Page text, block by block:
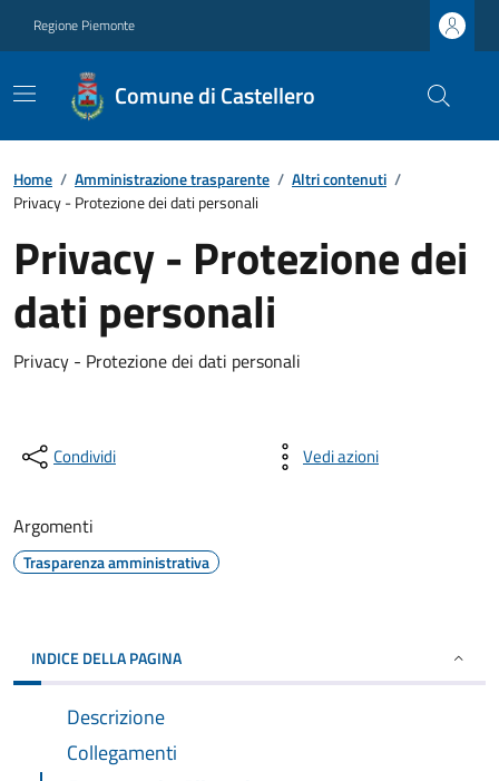
Regione Piemonte
Comune di Castellero
Home / Amministrazione trasparente / Altri contenuti /
Privacy - Protezione dei dati personali
Privacy - Protezione dei
dati personali
Privacy - Protezione dei dati personali
Condividi Vedi azioni
Argomenti
Trasparenza amministrativa
INDICE DELLA PAGINA
Descrizione
Collegamenti